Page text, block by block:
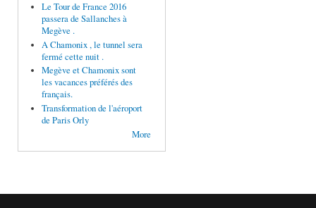
Le Tour de France 2016
passera de Sallanches à
Megève .
A Chamonix , le tunnel sera
fermé cette nuit .
Megève et Chamonix sont
les vacances préférés des
français.
Transformation de l'aéroport
de Paris Orly
More